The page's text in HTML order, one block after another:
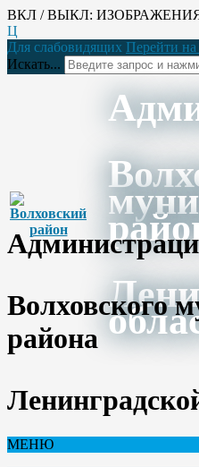
ВКЛ / ВЫКЛ:
Ц
Для слабовидящих Перейти на
Искать...
Волховского
района
МЕНЮ